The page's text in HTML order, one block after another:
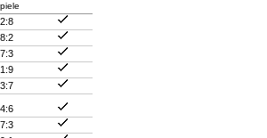
2:8
8:2
7:3
1:9
3:7
4:6
7:3